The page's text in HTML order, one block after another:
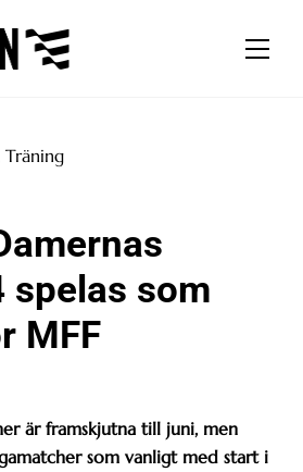
spelas som
MFF
är framskjutna till juni, men
som vanligt med start i